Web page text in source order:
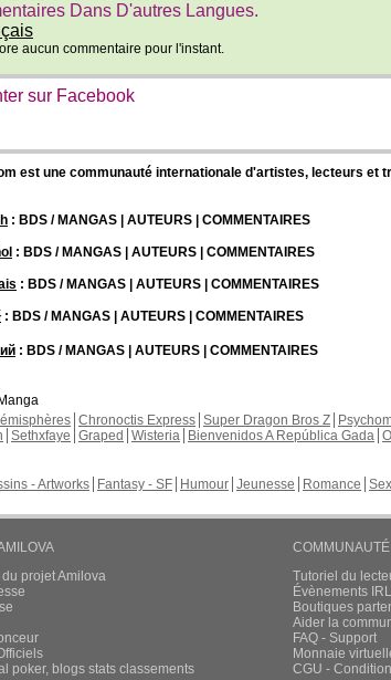
Dans D'autres Langues.
aucun commentaire pour l'instant.
sur Facebook
est une communauté internationale d'artistes, lecteurs et
: BDS / MANGAS | AUTEURS | COMMENTAIRES
: BDS / MANGAS | AUTEURS | COMMENTAIRES
: BDS / MANGAS | AUTEURS | COMMENTAIRES
: BDS / MANGAS | AUTEURS | COMMENTAIRES
: BDS / MANGAS | AUTEURS | COMMENTAIRES
Chronoctis Express Super Dragon Bros Z
Sethxfaye Graped Wisteria Bienvenidos A República Gada
- Artworks Fantasy - SF Humour Jeunesse Romance
projet Amilova
poker, blogs stats classements
COMMUNAUTÉ
Tutoriel du
Évènements IRL
Boutiques
Aider la
FAQ - Support
Monnaie
CGU -